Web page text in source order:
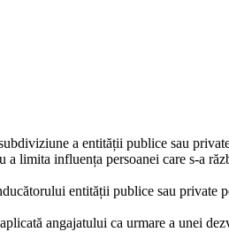
a entității publice sau
limita influența persoanei care s-a
entității publice sau private
angajatului ca urmare a unei